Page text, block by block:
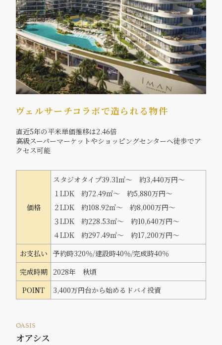
ヴェルサーチコラボで造られる物件
直近5年の平米単価推移は2.46倍
高級スーパーマーケットやショッピングセンターへ徒歩でア
クセス可能
価格
スタジオタイプ39.31㎡～ 約3,440万円～
１LDK 約72.49㎡～ 約5,880万円～
２LDK 約108.92㎡～ 約8,000万円～
３LDK 約228.53㎡～ 約10,640万円～
４LDK 約297.49㎡～ 約17,200万円～
お支払い 予約時320％/建設時40％/完成時40％
完成時期
2028年 秋頃
POINT
3,400万円台から始めるドバイ投資
OASIS
オアシス